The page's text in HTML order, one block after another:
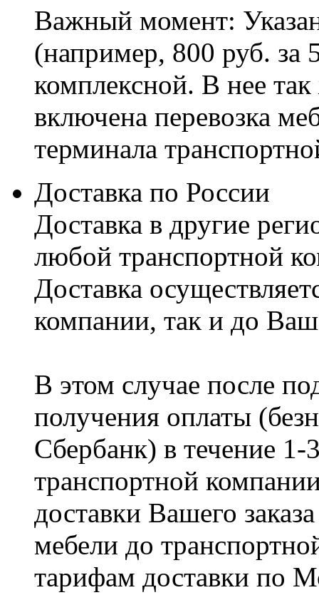
Важный момент:
(например, 800 руб. за
комплексной. В нее
включена перевозка
терминала
Доставка по России
Доставка в другие
любой транспортной
Доставка
компании, так и до
В этом случае после
получения оплаты
Сбербанк) в течение
транспортной
доставки Вашего
мебели до
тарифам доставки по